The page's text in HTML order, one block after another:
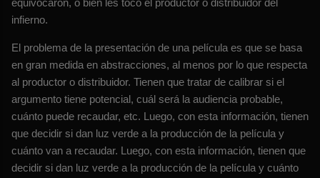
equivocaron, o bien les tocó el productor o distribuidor del
infierno.
El problema de la presentación de una película es que se basa
en gran medida en abstracciones, al menos por lo que respecta
al productor o distribuidor. Tienen que tratar de calibrar si el
argumento tiene potencial, cuál será la audiencia probable,
cuánto puede recaudar, etc. Luego, con esta información, tienen
que decidir si dan luz verde a la producción de la película y
cuánto van a recaudar. Luego, con esta información, tienen que
decidir si dan luz verde a la producción de la película y cuánto